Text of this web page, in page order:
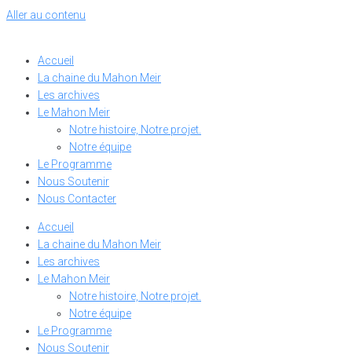
Aller au contenu
Accueil
La chaine du Mahon Meir
Les archives
Le Mahon Meir
Notre histoire, Notre projet.
Notre équipe
Le Programme
Nous Soutenir
Nous Contacter
Accueil
La chaine du Mahon Meir
Les archives
Le Mahon Meir
Notre histoire, Notre projet.
Notre équipe
Le Programme
Nous Soutenir